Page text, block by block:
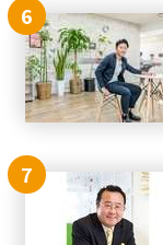
6
7